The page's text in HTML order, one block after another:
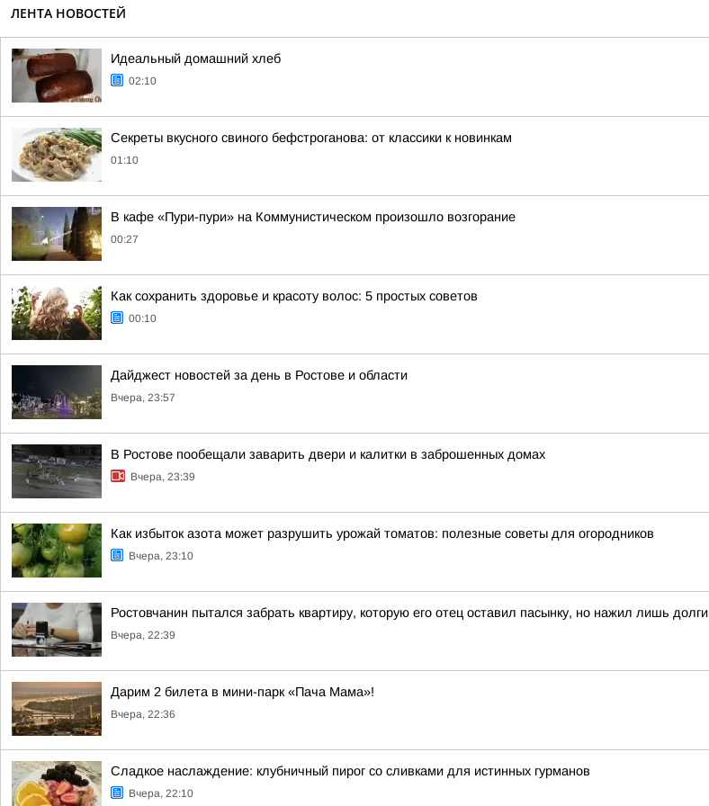
ЛЕНТА НОВОСТЕЙ
Идеальный домашний хлеб
02:10
Секреты вкусного свиного бефстроганова: от классики к новинкам
01:10
В кафе «Пури-пури» на Коммунистическом произошло возгорание
00:27
Как сохранить здоровье и красоту волос: 5 простых советов
00:10
Дайджест новостей за день в Ростове и области
Вчера, 23:57
В Ростове пообещали заварить двери и калитки в заброшенных домах
Вчера, 23:39
Как избыток азота может разрушить урожай томатов: полезные советы для огородников
Вчера, 23:10
Ростовчанин пытался забрать квартиру, которую его отец оставил пасынку, но нажил лишь долги
Вчера, 22:39
Дарим 2 билета в мини-парк «Пача Мама»!
Вчера, 22:36
Сладкое наслаждение: клубничный пирог со сливками для истинных гурманов
Вчера, 22:10